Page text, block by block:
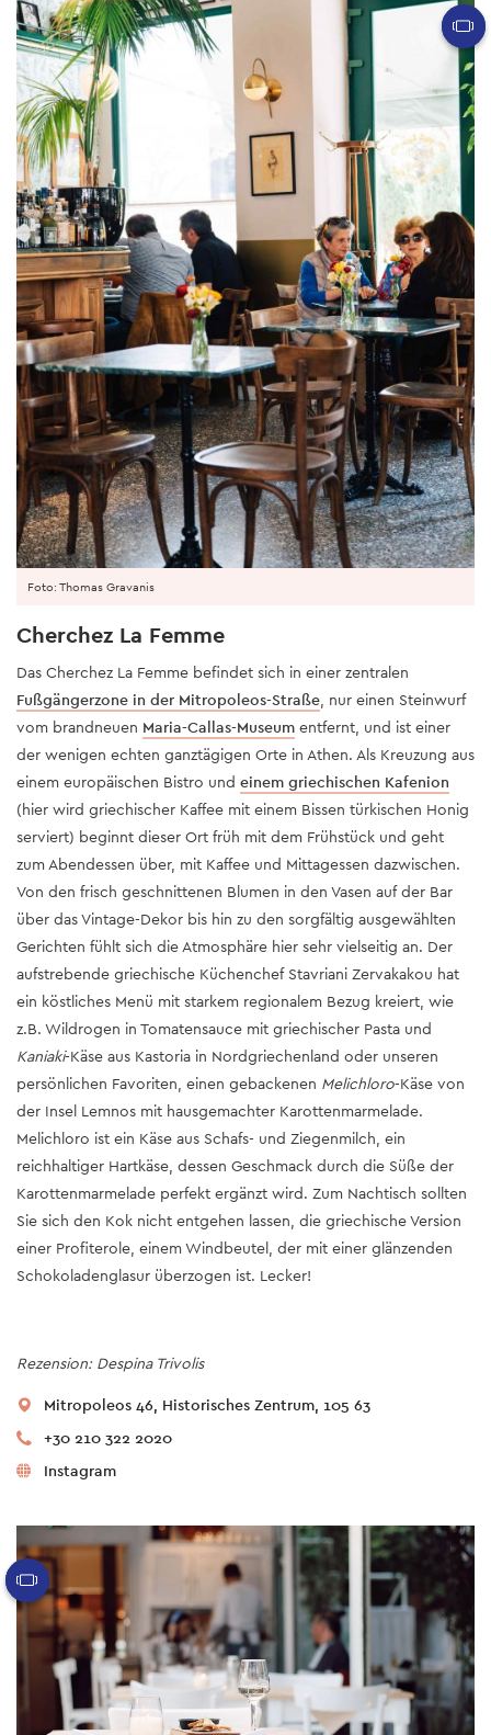
Foto: Thomas Gravanis
Cherchez La Femme
Das Cherchez La Femme befindet sich in einer zentralen
Fußgängerzone in der Mitropoleos-Straße , nur einen Steinwurf
vom brandneuen Maria-Callas-Museum entfernt, und ist einer
der wenigen echten ganztägigen Orte in Athen. Als Kreuzung aus
einem europäischen Bistro und einem griechischen Kafenion
(hier wird griechischer Kaffee mit einem Bissen türkischen Honig
serviert) beginnt dieser Ort früh mit dem Frühstück und geht
zum Abendessen über, mit Kaffee und Mittagessen dazwischen.
Von den frisch geschnittenen Blumen in den Vasen auf der Bar
über das Vintage-Dekor bis hin zu den sorgfältig ausgewählten
Gerichten fühlt sich die Atmosphäre hier sehr vielseitig an. Der
aufstrebende griechische Küchenchef Stavriani Zervakakou hat
ein köstliches Menü mit starkem regionalem Bezug kreiert, wie
z.B. Wildrogen in Tomatensauce mit griechischer Pasta und
Kaniaki-Käse aus Kastoria in Nordgriechenland oder unseren
persönlichen Favoriten, einen gebackenen Melichloro-Käse von
der Insel Lemnos mit hausgemachter Karottenmarmelade.
Melichloro ist ein Käse aus Schafs- und Ziegenmilch, ein
reichhaltiger Hartkäse, dessen Geschmack durch die Süße der
Karottenmarmelade perfekt ergänzt wird. Zum Nachtisch sollten
Sie sich den Kok nicht entgehen lassen, die griechische Version
einer Profiterole, einem Windbeutel, der mit einer glänzenden
Schokoladenglasur überzogen ist. Lecker!
Rezension: Despina Trivolis
Mitropoleos 46, Historisches Zentrum, 105 63
+30 210 322 2020
Instagram